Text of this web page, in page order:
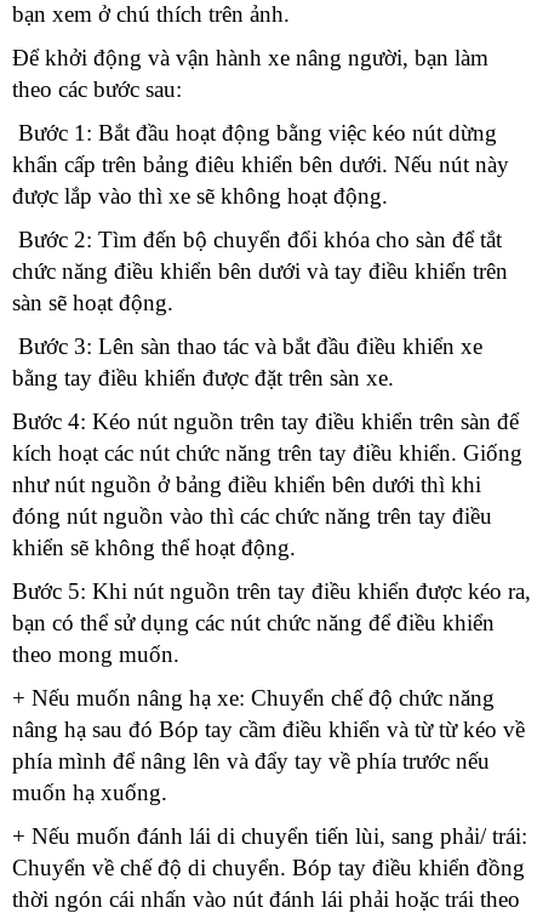
bạn xem ở chú thích trên ảnh.
Để khởi động và vận hành xe nâng người, bạn làm
theo các bước sau:
Bước 1: Bắt đầu hoạt động bằng việc kéo nút dừng
khẩn cấp trên bảng điêu khiển bên dưới. Nếu nút này
được lắp vào thì xe sẽ không hoạt động.
Bước 2: Tìm đến bộ chuyển đổi khóa cho sàn để tắt
chức năng điều khiển bên dưới và tay điều khiển trên
sàn sẽ hoạt động.
Bước 3: Lên sàn thao tác và bắt đầu điều khiển xe
bằng tay điều khiển được đặt trên sàn xe.
Bước 4: Kéo nút nguồn trên tay điều khiển trên sàn để
kích hoạt các nút chức năng trên tay điều khiển. Giống
như nút nguồn ở bảng điều khiển bên dưới thì khi
đóng nút nguồn vào thì các chức năng trên tay điều
khiển sẽ không thể hoạt động.
Bước 5: Khi nút nguồn trên tay điều khiển được kéo ra,
bạn có thể sử dụng các nút chức năng để điều khiển
theo mong muốn.
+ Nếu muốn nâng hạ xe: Chuyển chế độ chức năng
nâng hạ sau đó Bóp tay cầm điều khiển và từ từ kéo về
phía mình để nâng lên và đẩy tay về phía trước nếu
muốn hạ xuống.
+ Nếu muốn đánh lái di chuyển tiến lùi, sang phải/ trái:
Chuyển về chế độ di chuyển. Bóp tay điều khiển đồng
thời ngón cái nhấn vào nút đánh lái phải hoặc trái theo